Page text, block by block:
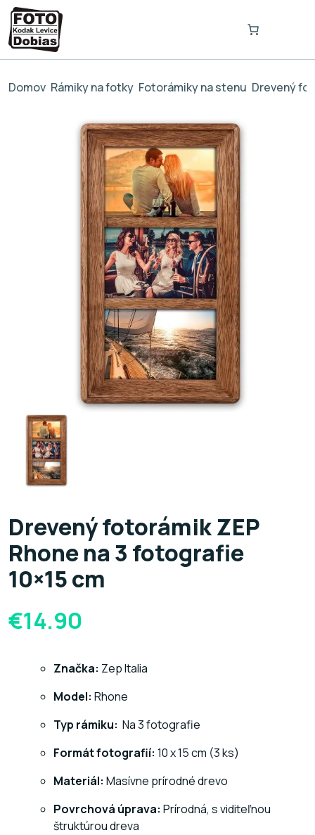
Domov Rámiky na fotky Fotorámiky na stenu Drevený
Drevený fotorámik ZEP
Rhone na 3 fotografie
10×15 cm
€14.90
Značka: Zep Italia
Model: Rhone
Typ rámiku: Na 3 fotografie
Formát fotografií: 10 x 15 cm (3 ks)
Materiál: Masívne prírodné drevo
Povrchová úprava: Prírodná, s viditeľnou
štruktúrou dreva